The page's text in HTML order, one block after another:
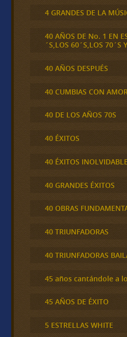
4 GRANDES DE LA
40 AÑOS DE No. 1 EN
´S,LOS 60´S,LOS 70´S
40 AÑOS DESPUÉS
40 CUMBIAS CON AMOR
40 DE LOS AÑOS 70S
40 ÉXITOS
40 ÉXITOS
40 GRANDES ÉXITOS
40 OBRAS
40 TRIUNFADORAS
40 TRIUNFADORAS
45 años cantándole a
45 AÑOS DE ÉXITO
5 ESTRELLAS WHITE